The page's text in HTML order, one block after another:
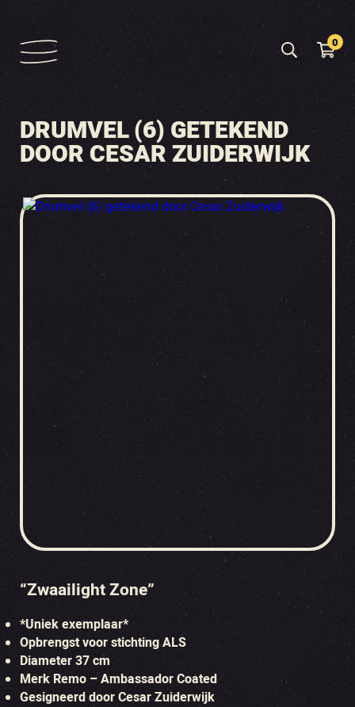
0
DRUMVEL (6) GETEKEND
DOOR CESAR ZUIDERWIJK
“Zwaailight Zone”
*Uniek exemplaar*
Opbrengst voor stichting ALS
Diameter 37 cm
Merk Remo – Ambassador Coated
Gesigneerd door Cesar Zuiderwijk